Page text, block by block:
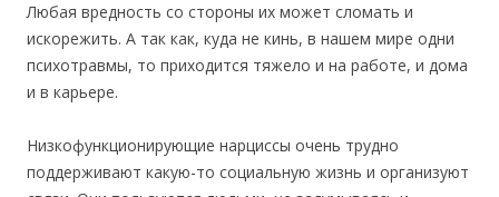
Любая вредность со стороны их может сломать и
искорежить. А так как, куда не кинь, в нашем мире одни
психотравмы, то приходится тяжело и на работе, и дома
и в карьере.
Низкофункционирующие нарциссы очень трудно
поддерживают какую-то социальную жизнь и организуют